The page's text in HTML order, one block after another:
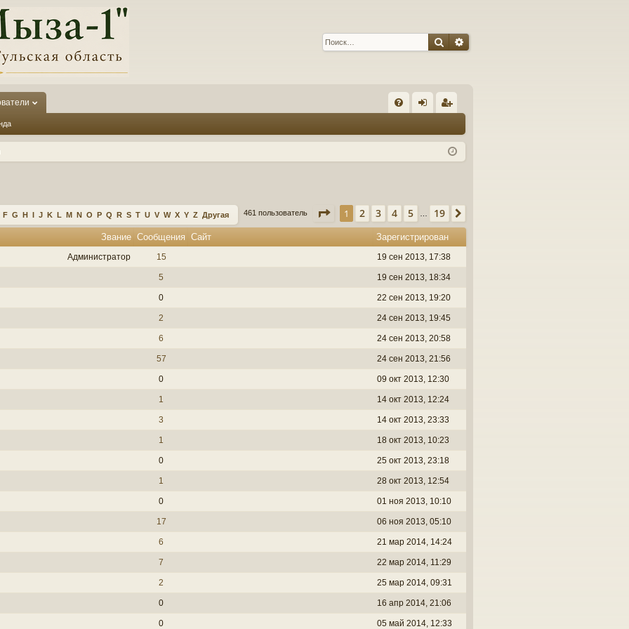
ПоискРасширенный поиск
Q д ис
ия
F G H I J K L M N O P Q R S T U V W X Y Z Другая 461 пользователь Страница из 19
1 2 3 4 5 19
Звание Сообщения Сайт Зарегистрирован
Администратор 15 19 сен 2013, 17:38
5 19 сен 2013, 18:34
0 22 сен 2013, 19:20
2 24 сен 2013, 19:45
6 24 сен 2013, 20:58
57 24 сен 2013, 21:56
0 09 окт 2013, 12:30
1 14 окт 2013, 12:24
3 14 окт 2013, 23:33
1 18 окт 2013, 10:23
0 25 окт 2013, 23:18
1 28 окт 2013, 12:54
0 01 ноя 2013, 10:10
17 06 ноя 2013, 05:10
6 21 мар 2014, 14:24
7 22 мар 2014, 11:29
2 25 мар 2014, 09:31
0 16 апр 2014, 21:06
0 05 май 2014, 12:33